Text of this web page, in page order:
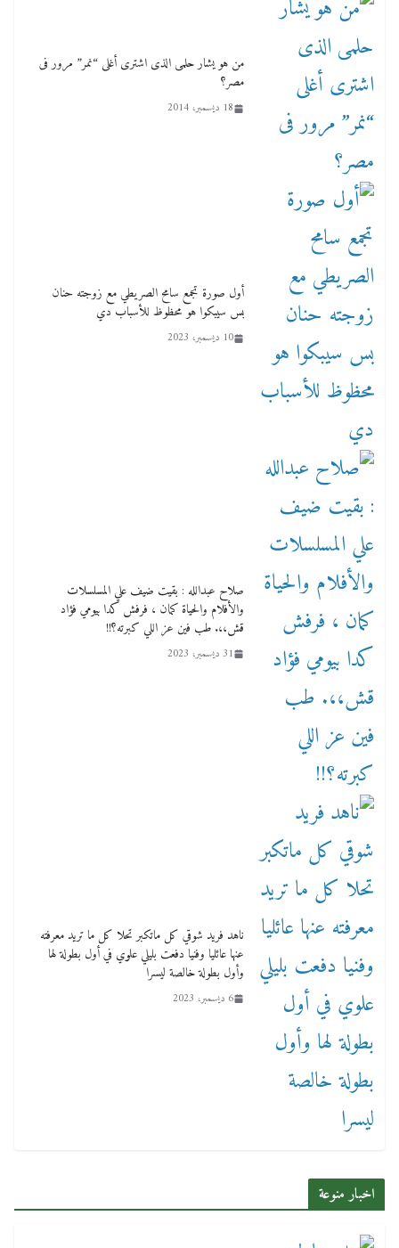
من هو يشار حلمى الذى اشترى أغلى “نمر” مرور فى
مصر؟
18 ديسمبر، 2014
أول صورة تجمع سامح الصريطي مع زوجته حنان
بس سيبكوا هو محظوظ للأسباب دي
10 ديسمبر، 2023
صلاح عبدالله : بقيت ضيف علي المسلسلات
والأفلام والحياة كمان ، فرفش كدا بيومي فؤاد
قش،،. طب فين عز اللي كبرته؟!!
31 ديسمبر، 2023
ناهد فريد شوقي كل ماتكبر تحلا كل ما تريد معرفته
عنها عائليا وفنيا دفعت بليلي علوي في أول بطولة لها
وأول بطولة خالصة ليسرا
6 ديسمبر، 2023
اخبار منوعة